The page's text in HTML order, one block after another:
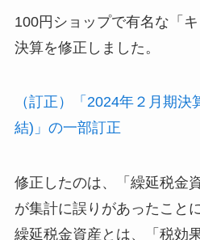
100円ショップで有名な「
決算を修正しました。
（訂正）「2024年２月期
結)」の一部訂正
修正したのは、「繰延税金
が集計に誤りがあったこと
繰延税金資産とは、「税効